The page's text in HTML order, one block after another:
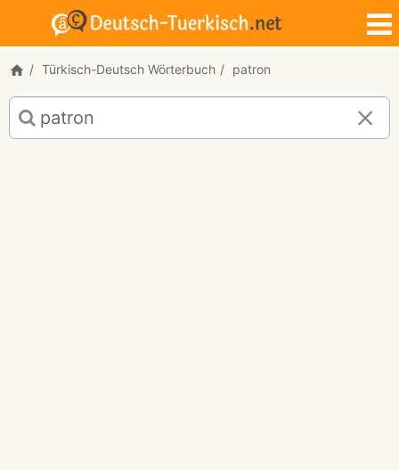
Türkisch-Deutsch Wörterbuch patron
Türkisch-
Deutsch
Übersetzung